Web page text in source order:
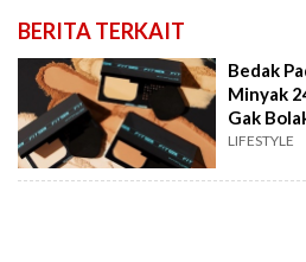
BERITA TERKAIT
Bedak
Minyak
Gak
LIFESTYLE